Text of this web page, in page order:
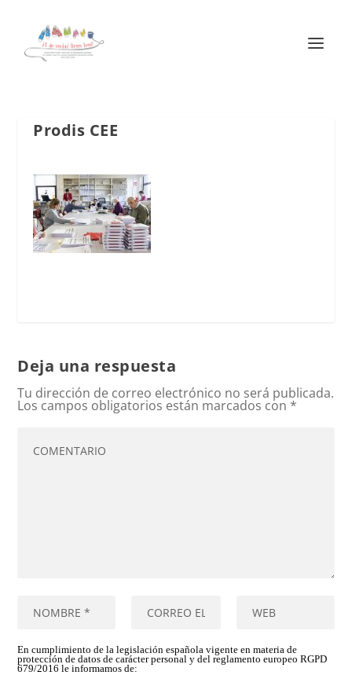
Prodis CEE
Deja una respuesta
Tu dirección de correo electrónico no será publicada.
Los campos obligatorios están marcados con *
En cumplimiento de la legislación española vigente en materia de
protección de datos de carácter personal y del reglamento europeo RGPD
679/2016 le informamos de: